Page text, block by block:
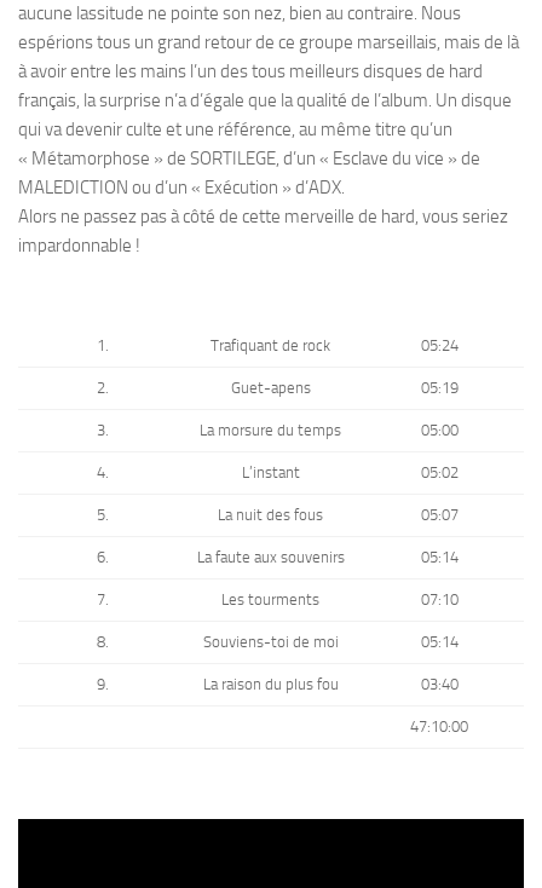
aucune lassitude ne pointe son nez, bien au contraire. Nous
espérions tous un grand retour de ce groupe marseillais, mais de là
à avoir entre les mains l’un des tous meilleurs disques de hard
français, la surprise n’a d’égale que la qualité de l’album. Un disque
qui va devenir culte et une référence, au même titre qu’un
« Métamorphose » de SORTILEGE, d’un « Esclave du vice » de
MALEDICTION ou d’un « Exécution » d’ADX.
Alors ne passez pas à côté de cette merveille de hard, vous seriez
impardonnable !
1. Trafiquant de rock 05:24
2. Guet-apens 05:19
3. La morsure du temps 05:00
4. L’instant 05:02
5. La nuit des fous 05:07
6. La faute aux souvenirs 05:14
7. Les tourments 07:10
8. Souviens-toi de moi 05:14
9. La raison du plus fou 03:40
47:10:00